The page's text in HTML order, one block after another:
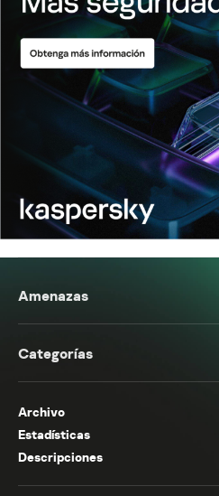
Amenazas
Categorías
Archivo
Estadísticas
Descripciones